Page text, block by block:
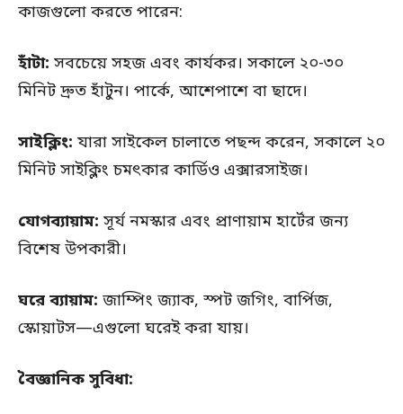
কাজগুলো করতে পারেন:
হাঁটা: সবচেয়ে সহজ এবং কার্যকর। সকালে ২০-৩০
মিনিট দ্রুত হাঁটুন। পার্কে, আশেপাশে বা ছাদে।
সাইক্লিং: যারা সাইকেল চালাতে পছন্দ করেন, সকালে ২০
মিনিট সাইক্লিং চমৎকার কার্ডিও এক্সারসাইজ।
যোগব্যায়াম: সূর্য নমস্কার এবং প্রাণায়াম হার্টের জন্য
বিশেষ উপকারী।
ঘরে ব্যায়াম: জাম্পিং জ্যাক, স্পট জগিং, বার্পিজ,
স্কোয়াটস—এগুলো ঘরেই করা যায়।
বৈজ্ঞানিক সুবিধা: